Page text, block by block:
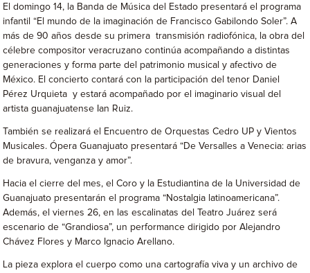
El domingo 14, la Banda de Música del Estado presentará el programa
infantil “El mundo de la imaginación de Francisco Gabilondo Soler”. A
más de 90 años desde su primera transmisión radiofónica, la obra del
célebre compositor veracruzano continúa acompañando a distintas
generaciones y forma parte del patrimonio musical y afectivo de
México. El concierto contará con la participación del tenor Daniel
Pérez Urquieta y estará acompañado por el imaginario visual del
artista guanajuatense Ian Ruiz.
También se realizará el Encuentro de Orquestas Cedro UP y Vientos
Musicales. Ópera Guanajuato presentará “De Versalles a Venecia: arias
de bravura, venganza y amor”.
Hacia el cierre del mes, el Coro y la Estudiantina de la Universidad de
Guanajuato presentarán el programa “Nostalgia latinoamericana”.
Además, el viernes 26, en las escalinatas del Teatro Juárez será
escenario de “Grandiosa”, un performance dirigido por Alejandro
Chávez Flores y Marco Ignacio Arellano.
La pieza explora el cuerpo como una cartografía viva y un archivo de